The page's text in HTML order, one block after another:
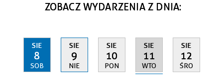
ZOBACZ WYDARZENIA Z DNIA:
SIE
8
SOB
SIE
9
NIE
SIE
10
PON
SIE
11
WTO
SIE
12
ŚRO